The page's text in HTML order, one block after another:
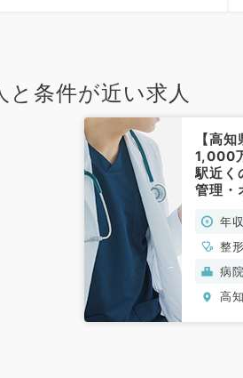
と条件が近い求人
【高
1,000
駅近く
管理・
年
円
整
病
高